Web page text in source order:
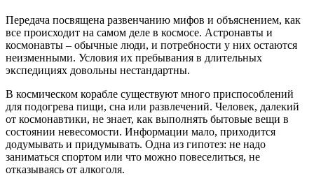
Передача посвящена развенчанию мифов и объяснением, как
все происходит на самом деле в космосе. Астронавты и
космонавты – обычные люди, и потребности у них остаются
неизменными. Условия их пребывания в длительных
экспедициях довольны нестандартны.
В космическом корабле существуют много приспособлений
для подогрева пищи, сна или развлечений. Человек, далекий
от космонавтики, не знает, как выполнять бытовые вещи в
состоянии невесомости. Информации мало, приходится
додумывать и придумывать. Одна из гипотез: не надо
заниматься спортом или что можно повеселиться, не
отказываясь от алкоголя.